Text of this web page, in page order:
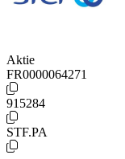
Aktie
FR0000064271
915284
STF.PA